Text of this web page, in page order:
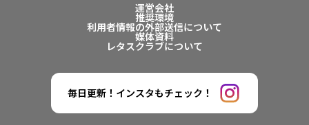
運営会社
推奨環境
利用者情報の外部送信について
媒体資料
レタスクラブについて
毎日更新！インスタもチェック！